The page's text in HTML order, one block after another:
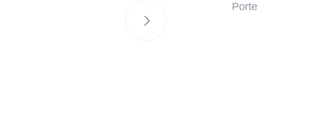
Porte